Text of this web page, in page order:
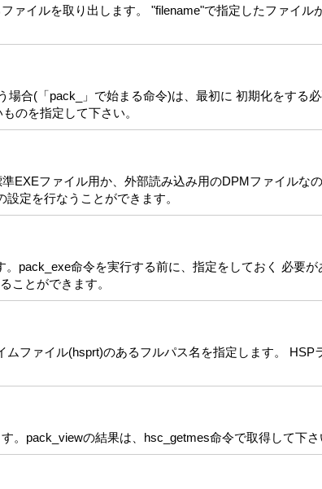
ァイルを取り出します。 "filename"で指定したファイル
合(「pack_」で始まる命令)は、最初に 初期化をする
のを指定して下さい。
EXEファイル用か、外部読み込み用のDPMファイルな
定を行なうことができます。
pack_exe命令を実行する前に、指定をしておく 必要
ことができます。
ファイル(hsprt)のあるフルパス名を指定します。 HSP
。pack_viewの結果は、hsc_getmes命令で取得して下さ